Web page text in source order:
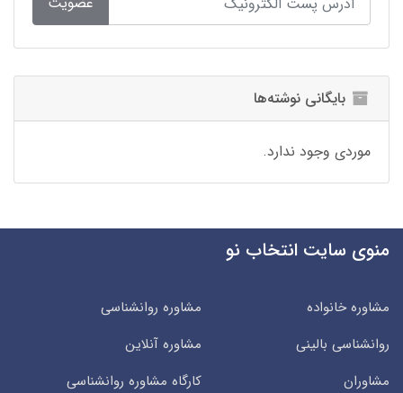
بایگانی نوشته‌ها
موردی وجود ندارد.
منوی سایت انتخاب نو
مشاوره خانواده
مشاوره روانشناسی
روانشناسی بالینی
مشاوره آنلاین
مشاوران
کارگاه مشاوره روانشناسی